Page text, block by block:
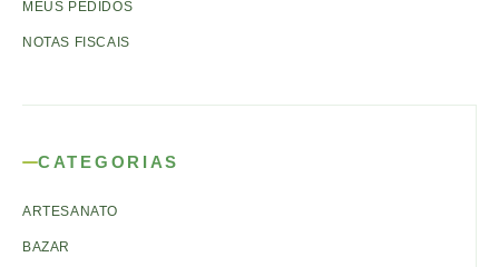
MEUS PEDIDOS
NOTAS FISCAIS
CATEGORIAS
ARTESANATO
BAZAR